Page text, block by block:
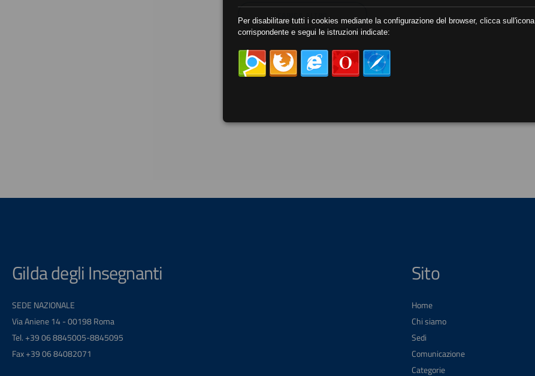
CARICA ALTRO
Gilda degli Insegnanti
SEDE NAZIONALE
Via Aniene 14 - 00198 Roma
Tel. +39 06 8845005-8845095
Fax +39 06 84082071
Sito
Home
Chi siamo
Sedi
Comunicazione
Categorie
Per disabilitare tutti i cookies mediante la configurazione del browser, clicca sull'icona
corrispondente e segui le istruzioni indicate: